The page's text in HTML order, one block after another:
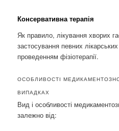
Консервативна терапія
Як правило, лікування хворих
застосування певних
проведенням фізіотерапії.
ОСОБЛИВОСТІ
ВИПАДКАХ
Вид і особливості
залежно від: